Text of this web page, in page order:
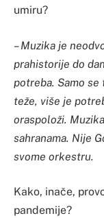
umiru?
– Muzika je
prahistorije do
potreba. Samo
teže, više je
oraspoloži.
sahranama. Nije
svome orkestru.
Kako, inače,
pandemije?